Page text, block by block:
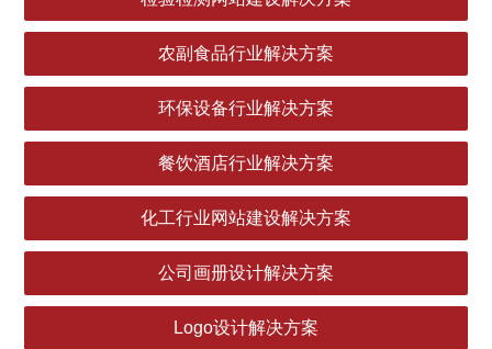
农副食品行业解决方案
环保设备行业解决方案
餐饮酒店行业解决方案
化工行业网站建设解决方案
公司画册设计解决方案
Logo设计解决方案